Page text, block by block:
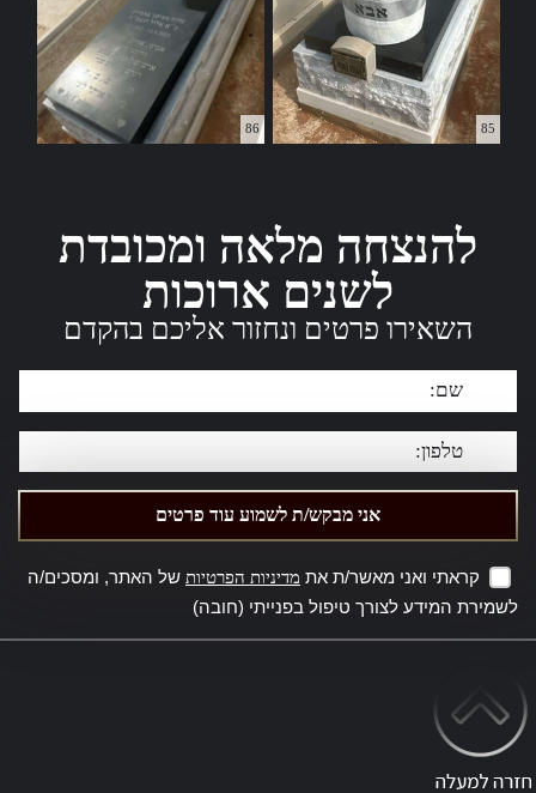
85
86
להנצחה מלאה ומכובדת
לשנים ארוכות
השאירו פרטים ונחזור אליכם בהקדם
קראתי ואני מאשר/ת את מדיניות הפרטיות של האתר, ומסכים/ה
לשמירת המידע לצורך טיפול בפנייתי (חובה)